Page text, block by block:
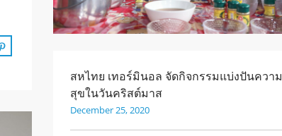
สหไทย เทอร์มินอล จัดกิจกรรมแบ่งปันความ
สุขในวันคริสต์มาส
December 25, 2020